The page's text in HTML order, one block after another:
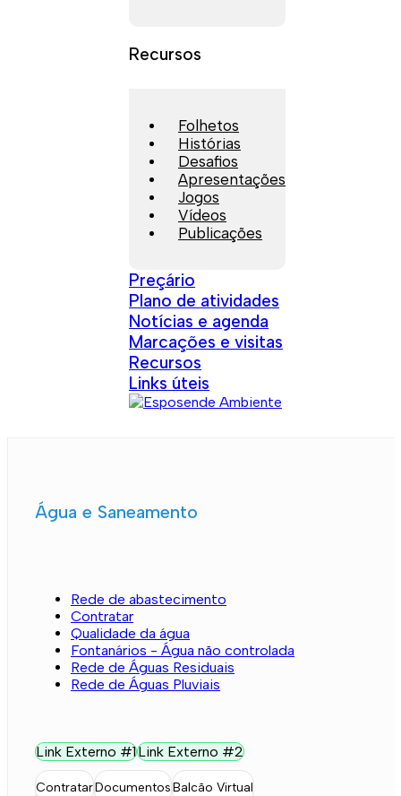
Recursos
Folhetos
Histórias
Desafios
Apresentações
Jogos
Vídeos
Publicações
Preçário
Plano de atividades
Notícias e agenda
Marcações e visitas
Recursos
Links úteis
Água e Saneamento
Rede de abastecimento
Contratar
Qualidade da água
Fontanários - Água não controlada
Rede de Águas Residuais
Rede de Águas Pluviais
Link Externo #1Link Externo #2
ContratarDocumentosBalcão Virtual